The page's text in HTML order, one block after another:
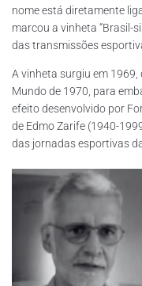
nome está diretamente
marcou a vinheta “Brasil-
das transmissões
A vinheta surgiu em
Mundo de 1970, para
efeito desenvolvido por
de Edmo Zarife (1940-
das jornadas esportivas